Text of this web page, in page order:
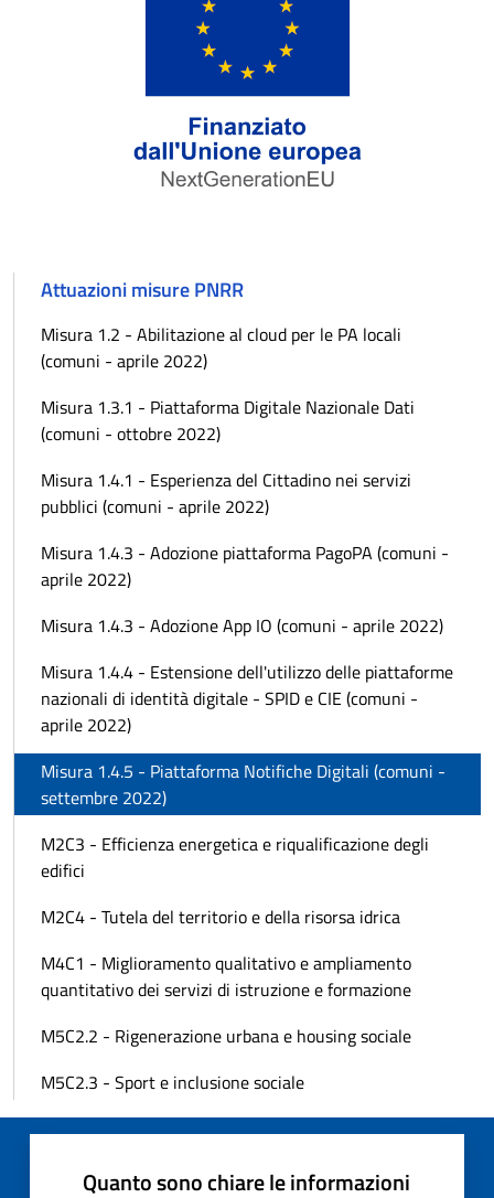
Attuazioni misure PNRR
Misura 1.2 - Abilitazione al cloud per le PA locali
(comuni - aprile 2022)
Misura 1.3.1 - Piattaforma Digitale Nazionale Dati
(comuni - ottobre 2022)
Misura 1.4.1 - Esperienza del Cittadino nei servizi
pubblici (comuni - aprile 2022)
Misura 1.4.3 - Adozione piattaforma PagoPA (comuni -
aprile 2022)
Misura 1.4.3 - Adozione App IO (comuni - aprile 2022)
Misura 1.4.4 - Estensione dell'utilizzo delle piattaforme
nazionali di identità digitale - SPID e CIE (comuni -
aprile 2022)
Misura 1.4.5 - Piattaforma Notifiche Digitali (comuni -
settembre 2022)
M2C3 - Efficienza energetica e riqualificazione degli
edifici
M2C4 - Tutela del territorio e della risorsa idrica
M4C1 - Miglioramento qualitativo e ampliamento
quantitativo dei servizi di istruzione e formazione
M5C2.2 - Rigenerazione urbana e housing sociale
M5C2.3 - Sport e inclusione sociale
Quanto sono chiare le informazioni